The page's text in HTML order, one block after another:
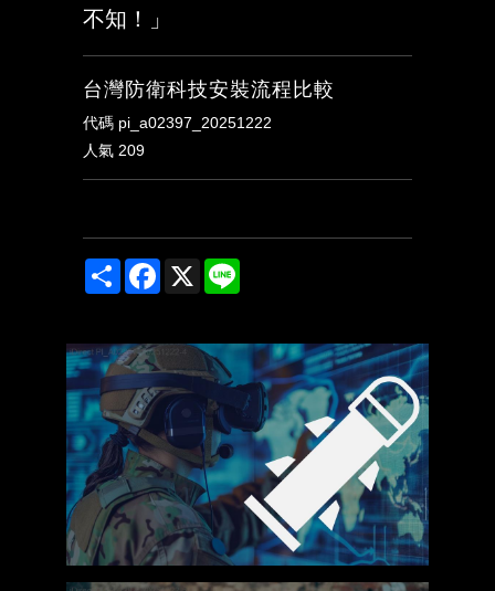
不知！」
台灣防衛科技安裝流程比較
代碼 pi_a02397_20251222
人氣 209
Share Facebook
X